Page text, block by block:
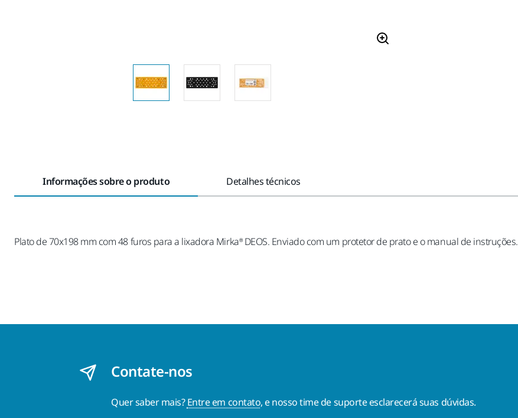
Informações sobre o produto Detalhes técnicos
Plato de 70x198 mm com 48 furos para a lixadora Mirka® DEOS. Enviado com um protetor de prato e o manual de instruções.
Contate-nos
Quer saber mais?Entre em contato, e nosso time de suporte esclarecerá suas dúvidas.